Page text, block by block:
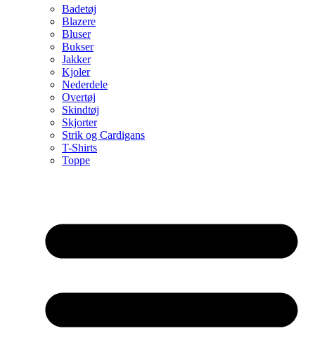
Badetøj
Blazere
Bluser
Bukser
Jakker
Kjoler
Nederdele
Overtøj
Skindtøj
Skjorter
Strik og Cardigans
T-Shirts
Toppe